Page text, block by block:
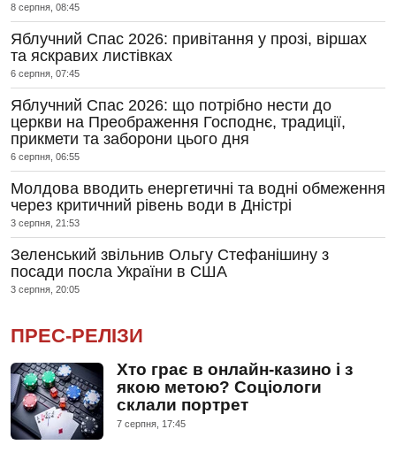
8 серпня, 08:45
Яблучний Спас 2026: привітання у прозі, віршах
та яскравих листівках
6 серпня, 07:45
Яблучний Спас 2026: що потрібно нести до
церкви на Преображення Господнє, традиції,
прикмети та заборони цього дня
6 серпня, 06:55
Молдова вводить енергетичні та водні обмеження
через критичний рівень води в Дністрі
3 серпня, 21:53
Зеленський звільнив Ольгу Стефанішину з
посади посла України в США
3 серпня, 20:05
ПРЕС-РЕЛІЗИ
Хто грає в онлайн-казино і з
якою метою? Соціологи
склали портрет
7 серпня, 17:45